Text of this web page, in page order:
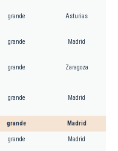
grande Asturias
grande Madrid
grande Zaragoza
grande Madrid
grande Madrid
grande Madrid